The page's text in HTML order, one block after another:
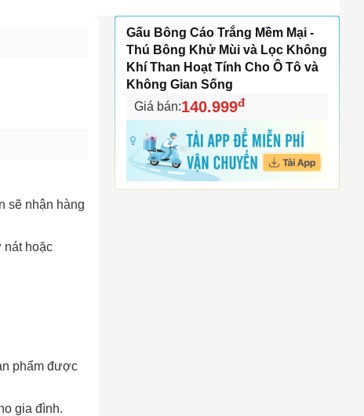
sẽ nhận hàng
nát hoặc
phẩm được
gia đình.
Gấu Bông Cáo Trắng Mềm Mại -
Thú Bông Khử Mùi và Lọc Không
Khí Than Hoạt Tính Cho Ô Tô và
Không Gian Sống
Giá bán:140.999đ